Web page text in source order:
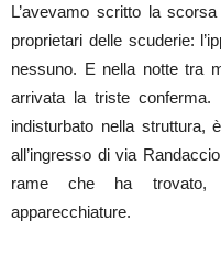
L’avevamo scritto la
proprietari delle scuderie:
nessuno. E nella notte tra
arrivata la triste conferma.
indisturbato nella struttura,
all’ingresso di via
rame che ha trovato,
apparecchiature.